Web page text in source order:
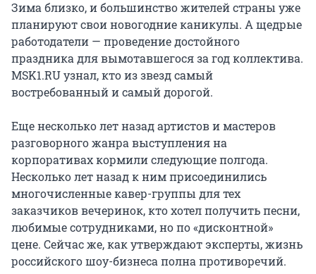
Зима близко, и большинство жителей страны уже
планируют свои новогодние каникулы. А щедрые
работодатели — проведение достойного
праздника для вымотавшегося за год коллектива.
MSK1.RU узнал, кто из звезд самый
востребованный и самый дорогой.
Еще несколько лет назад артистов и мастеров
разговорного жанра выступления на
корпоративах кормили следующие полгода.
Несколько лет назад к ним присоединились
многочисленные кавер-группы для тех
заказчиков вечеринок, кто хотел получить песни,
любимые сотрудниками, но по «дисконтной»
цене. Сейчас же, как утверждают эксперты, жизнь
российского шоу-бизнеса полна противоречий.